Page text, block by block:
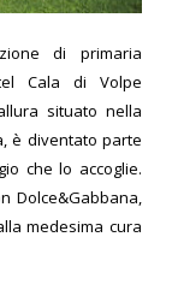
di primaria
Cala di Volpe
situato nella
è diventato parte
che lo accoglie.
Dolce&Gabbana,
medesima cura